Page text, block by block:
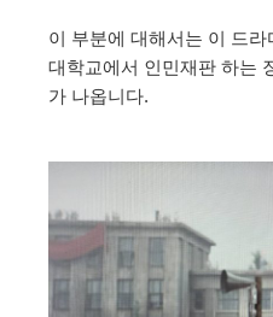
이 부분에 대해서는 이 드
대학교에서 인민재판 하는
가 나옵니다.